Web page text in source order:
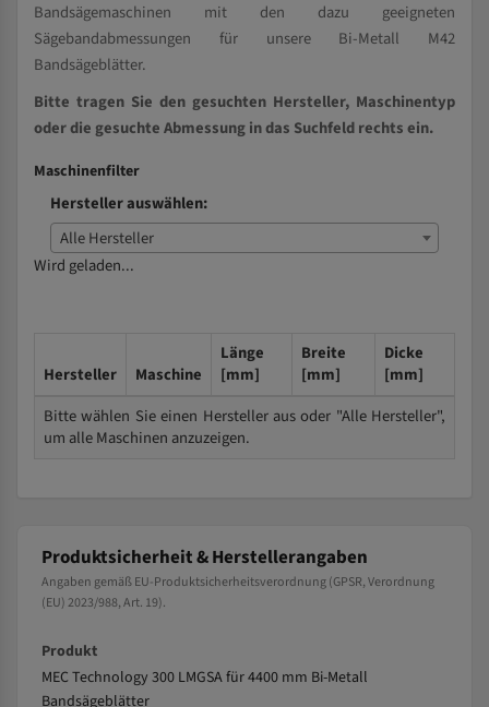
Bandsägemaschinen mit den dazu geeigneten
Sägebandabmessungen für unsere Bi-Metall M42
Bandsägeblätter.
Bitte tragen Sie den gesuchten Hersteller, Maschinentyp
oder die gesuchte Abmessung in das Suchfeld rechts ein.
Maschinenfilter
Hersteller auswählen:
Alle Hersteller
Wird geladen...
Hersteller Maschine
Länge
[mm]
Breite
[mm]
Dicke
[mm]
Bitte wählen Sie einen Hersteller aus oder "Alle Hersteller",
um alle Maschinen anzuzeigen.
Produktsicherheit & Herstellerangaben
Angaben gemäß EU-Produktsicherheitsverordnung (GPSR, Verordnung
(EU) 2023/988, Art. 19).
Produkt
MEC Technology 300 LMGSA für 4400 mm Bi-Metall
Bandsägeblätter